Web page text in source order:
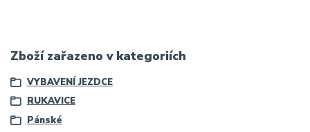
Zboží zařazeno v kategoriích
VYBAVENÍ JEZDCE
RUKAVICE
Pánské